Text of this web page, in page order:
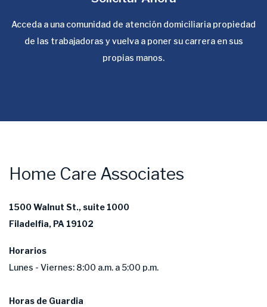
Acceda a una comunidad de atención domiciliaria propiedad
de las trabajadoras y vuelva a poner su carrera en sus
propias manos.
Home Care Associates
1500 Walnut St., suite 1000
Filadelfia, PA 19102
Horarios
Lunes - Viernes: 8:00 a.m. a 5:00 p.m.
Horas de Guardia